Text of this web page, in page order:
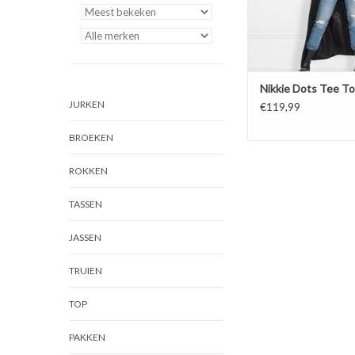
JURKEN
BROEKEN
ROKKEN
TASSEN
JASSEN
TRUIEN
TOP
PAKKEN
Nikkie Dots Tee
€119,99